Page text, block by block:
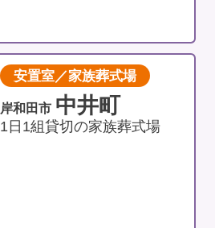
安置室／家族葬式場
岸和田市 中井町
1日1組貸切の家族葬式場